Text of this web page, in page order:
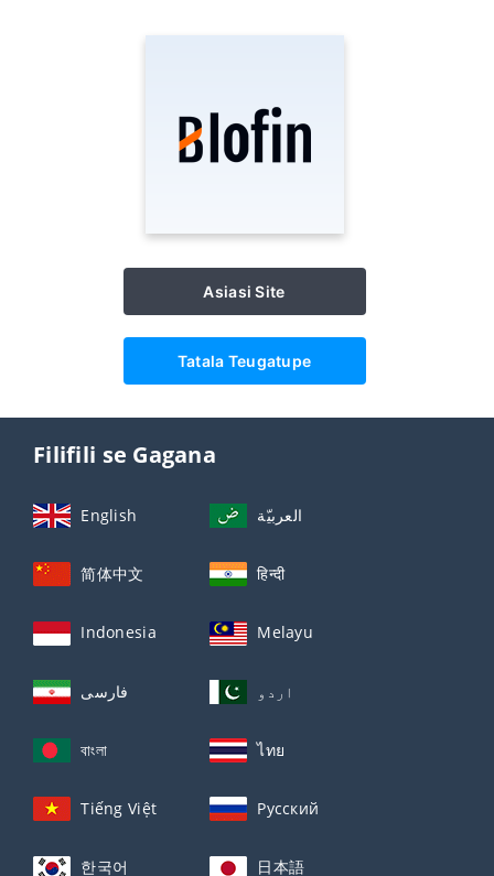
Asiasi Site
Tatala Teugatupe
Filifili se Gagana
English العربيّة
简体中文 हिन्दी
Indonesia Melayu
فارسی اردو
বাংলা ไทย
Tiếng Việt Русский
한국어 日本語